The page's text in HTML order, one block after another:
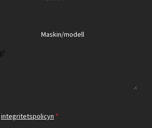
integritetspolicyn *